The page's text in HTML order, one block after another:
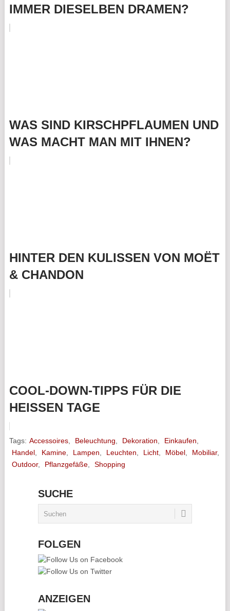
IMMER DIESELBEN DRAMEN?
WAS SIND KIRSCHPFLAUMEN UND
WAS MACHT MAN MIT IHNEN?
HINTER DEN KULISSEN VON MOËT
& CHANDON
COOL-DOWN-TIPPS FÜR DIE
HEISSEN TAGE
Tags: Accessoires, Beleuchtung Dekoration Einkaufen
Handel, Kamine, Lampen Leuchten Licht, Möbel, Mobiliar,
Outdoor, Pflanzgefäße, Shopping
SUCHE
FOLGEN
ANZEIGEN